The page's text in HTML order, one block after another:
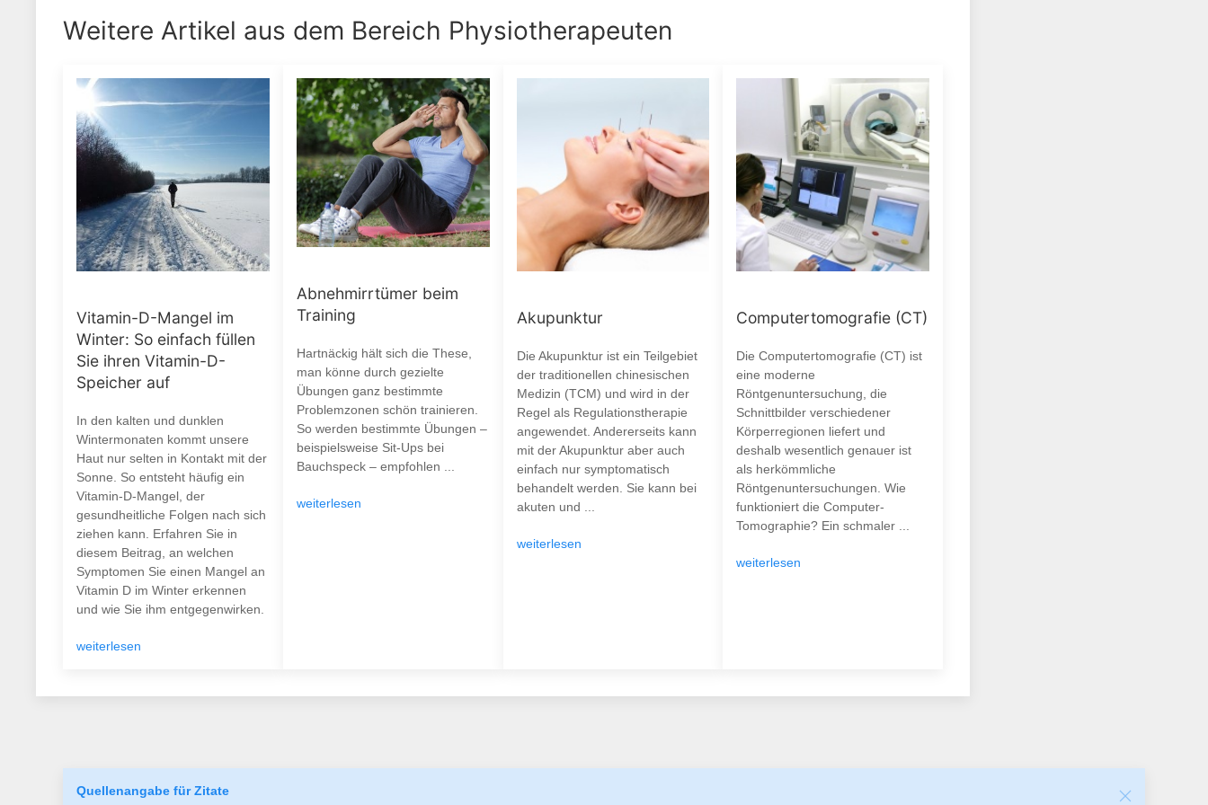
Weitere Artikel aus dem Bereich Physiotherapeuten
Vitamin-D-Mangel im
Winter: So einfach füllen
Sie ihren Vitamin-D-
Speicher auf
In den kalten und dunklen
Wintermonaten kommt unsere
Haut nur selten in Kontakt mit der
Sonne. So entsteht häufig ein
Vitamin-D-Mangel, der
gesundheitliche Folgen nach sich
ziehen kann. Erfahren Sie in
diesem Beitrag, an welchen
Symptomen Sie einen Mangel an
Vitamin D im Winter erkennen
und wie Sie ihm entgegenwirken.
weiterlesen
Abnehmirrtümer beim
Training
Hartnäckig hält sich die These,
man könne durch gezielte
Übungen ganz bestimmte
Problemzonen schön trainieren.
So werden bestimmte Übungen –
beispielsweise Sit-Ups bei
Bauchspeck – empfohlen ...
weiterlesen
Akupunktur
Die Akupunktur ist ein Teilgebiet
der traditionellen chinesischen
Medizin (TCM) und wird in der
Regel als Regulationstherapie
angewendet. Andererseits kann
mit der Akupunktur aber auch
einfach nur symptomatisch
behandelt werden. Sie kann bei
akuten und ...
weiterlesen
Computertomografie (CT)
Die Computertomografie (CT) ist
eine moderne
Röntgenuntersuchung, die
Schnittbilder verschiedener
Körperregionen liefert und
deshalb wesentlich genauer ist
als herkömmliche
Röntgenuntersuchungen. Wie
funktioniert die Computer-
Tomographie? Ein schmaler ...
weiterlesen
Quellenangabe für Zitate